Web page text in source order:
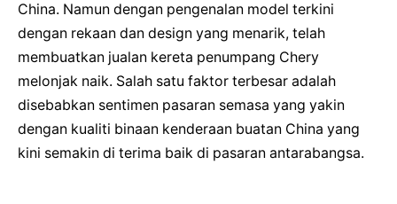
China. Namun dengan pengenalan model terkini
dengan rekaan dan design yang menarik, telah
membuatkan jualan kereta penumpang Chery
melonjak naik. Salah satu faktor terbesar adalah
disebabkan sentimen pasaran semasa yang yakin
dengan kualiti binaan kenderaan buatan China yang
kini semakin di terima baik di pasaran antarabangsa.